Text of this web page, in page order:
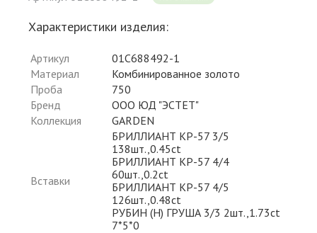
Характеристики изделия:
Артикул
01С688492-1
Материал
Комбинированное золото
Проба
750
Бренд
ООО ЮД "ЭСТЕТ"
Коллекция
GARDEN
Вставки
БРИЛЛИАНТ КР-57 3/5
138шт.,0.45ct
БРИЛЛИАНТ КР-57 4/4
60шт.,0.2ct
БРИЛЛИАНТ КР-57 4/5
126шт.,0.48ct
РУБИН (H) ГРУША 3/3 2шт.,1.73ct
7*5*0